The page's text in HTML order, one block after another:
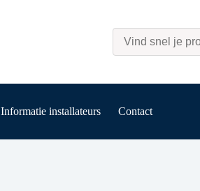
Informatie installateurs Contact